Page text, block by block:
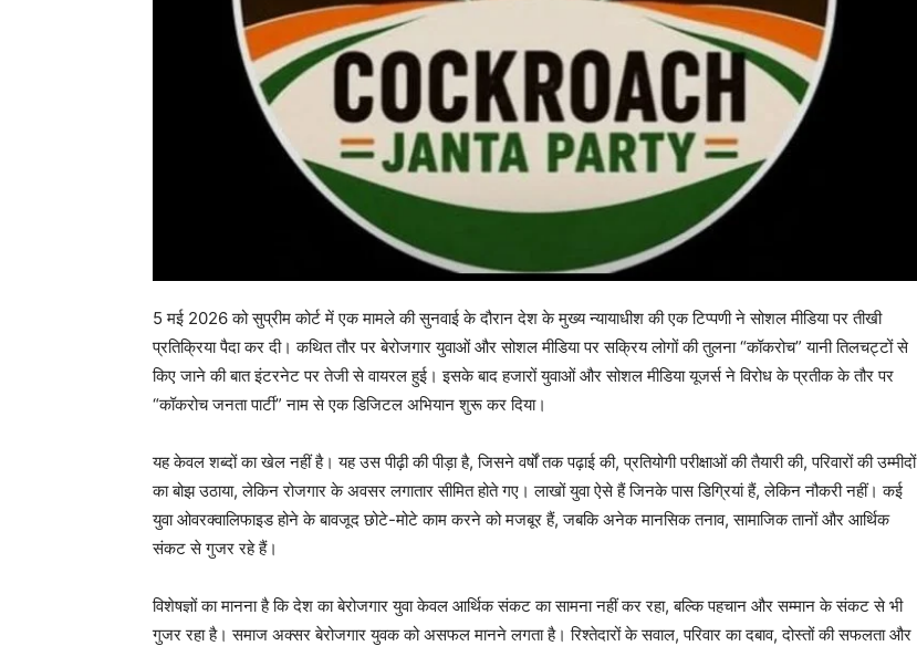
News Week
Company
5 मई 2026 को सुप्रीम कोर्ट में एक मामले की सुनवाई के दौरान देश के मुख्य न्यायाधीश की एक टिप्पणी ने सोशल मीडिया पर तीखी
प्रतिक्रिया पैदा कर दी। कथित तौर पर बेरोजगार युवाओं और सोशल मीडिया पर सक्रिय लोगों की तुलना “कॉकरोच” यानी तिलचट्टों से
किए जाने की बात इंटरनेट पर तेजी से वायरल हुई। इसके बाद हजारों युवाओं और सोशल मीडिया यूजर्स ने विरोध के प्रतीक के तौर पर
“कॉकरोच जनता पार्टी” नाम से एक डिजिटल अभियान शुरू कर दिया।
यह केवल शब्दों का खेल नहीं है। यह उस पीढ़ी की पीड़ा है, जिसने वर्षों तक पढ़ाई की, प्रतियोगी परीक्षाओं की तैयारी की, परिवारों की उम्मीदों
का बोझ उठाया, लेकिन रोजगार के अवसर लगातार सीमित होते गए। लाखों युवा ऐसे हैं जिनके पास डिग्रियां हैं, लेकिन नौकरी नहीं। कई
युवा ओवरक्वालिफाइड होने के बावजूद छोटे-मोटे काम करने को मजबूर हैं, जबकि अनेक मानसिक तनाव, सामाजिक तानों और आर्थिक
संकट से गुजर रहे हैं।
विशेषज्ञों का मानना है कि देश का बेरोजगार युवा केवल आर्थिक संकट का सामना नहीं कर रहा, बल्कि पहचान और सम्मान के संकट से भी
गुजर रहा है। समाज अक्सर बेरोजगार युवक को असफल मानने लगता है। रिश्तेदारों के सवाल, परिवार का दबाव, दोस्तों की सफलता और